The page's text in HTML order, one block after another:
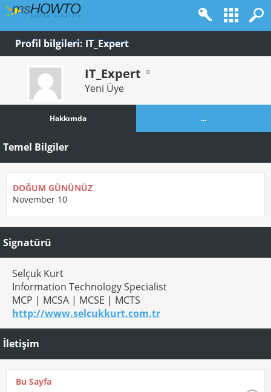
Profil bilgileri: IT_Expert
IT_Expert
Yeni Üye
Hakkımda ...
Temel Bilgiler
DOĞUM GÜNÜNÜZ
November 10
Signatürü
Selçuk Kurt
Information Technology Specialist
MCP | MCSA | MCSE | MCTS
http://www.selcukkurt.com.tr
İletişim
Bu Sayfa